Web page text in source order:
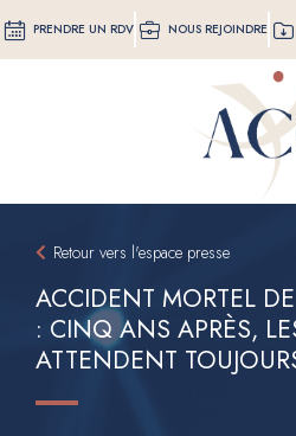
Aller
au
PRENDRE UN RDV NOUS REJOINDRE
Retour vers l'espace presse
ACCIDENT MORTEL
: CINQ ANS APRÈS,
ATTENDENT